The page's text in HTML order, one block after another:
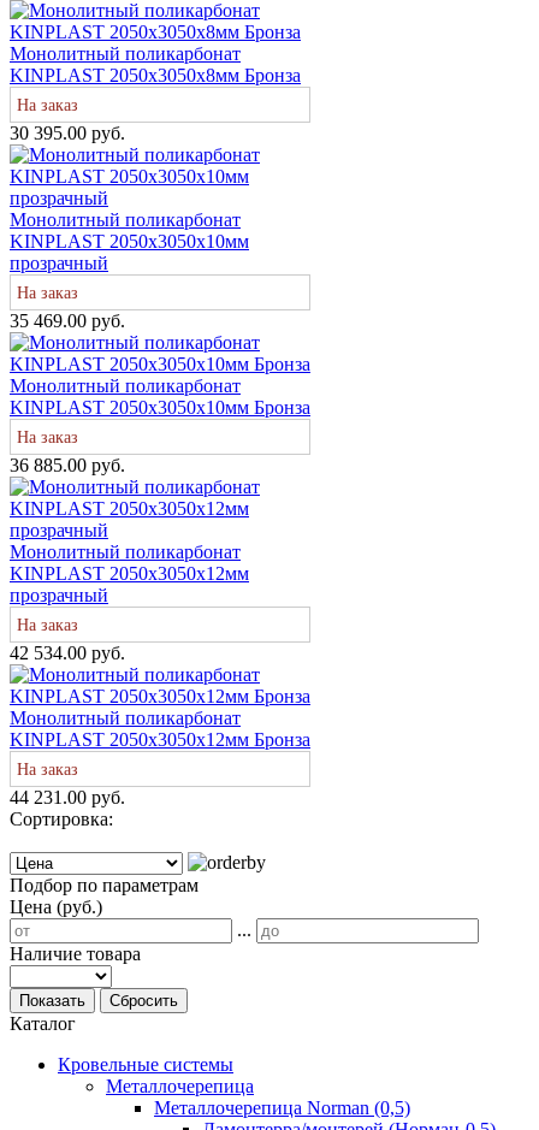
Монолитный поликарбонат
KINPLAST 2050х3050х8мм Бронза
На заказ
30 395.00 руб.
Монолитный поликарбонат
KINPLAST 2050х3050х10мм
прозрачный
На заказ
35 469.00 руб.
Монолитный поликарбонат
KINPLAST 2050х3050х10мм Бронза
На заказ
36 885.00 руб.
Монолитный поликарбонат
KINPLAST 2050х3050х12мм
прозрачный
На заказ
42 534.00 руб.
Монолитный поликарбонат
KINPLAST 2050х3050х12мм Бронза
На заказ
44 231.00 руб.
Сортировка:
Подбор по параметрам
Цена (руб.)
...
Наличие товара
Показать Сбросить
Каталог
Кровельные системы
Металлочерепица
Металлочерепица Norman (0,5)